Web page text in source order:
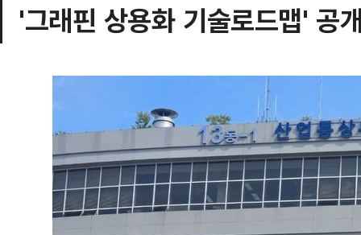
'그래핀 상용화 기술로드맵' 공